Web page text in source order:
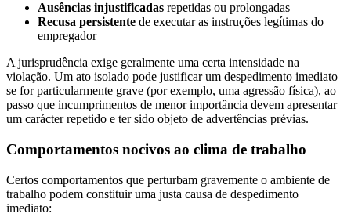
Ausências injustificadas repetidas ou prolongadas
Recusa persistente de executar as instruções legítimas do
empregador
A jurisprudência exige geralmente uma certa intensidade na
violação. Um ato isolado pode justificar um despedimento imediato
se for particularmente grave (por exemplo, uma agressão física), ao
passo que incumprimentos de menor importância devem apresentar
um carácter repetido e ter sido objeto de advertências prévias.
Comportamentos nocivos ao clima de trabalho
Certos comportamentos que perturbam gravemente o ambiente de
trabalho podem constituir uma justa causa de despedimento
imediato: